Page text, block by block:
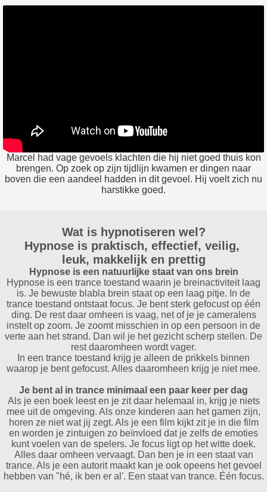
Marcel had vage gevoels klachten die hij niet goed thuis kon
brengen. Op zoek op zijn tijdlijn kwamen er dingen naar
boven die een aandeel hadden in dit gevoel. Hij voelt zich nu
harstikke goed.
Wat is hypnotiseren wel?
Hypnose is praktisch, effectief, veilig,
leuk, makkelijk en prettig
Hypnose is een natuurlijke staat van ons brein
Hypnose is een trance toestand waarin je breinactiviteit laag
is. Je bewuste blabla brein staat op een laag pitje. In de
trance toestand ontstaat focus. Je bent sterk gefocust op één
ding. De rest daar omheen is vaag, net of je je cameralens
instelt op zoom. Je zoomt misschien in op een persoon in de
verte aan het strand. Dan wil je het gezicht scherp stellen. De
rest daaromheen wordt vager.
In een trance toestand krijg je alleen de prikkels binnen
waarop je bent gefocust. Alles daaromheen krijg je niet mee.
Je bent al in trance minimaal een paar keer per dag
Als je een boek leest en je zit daar helemaal in, krijg je niets
mee uit de omgeving. Als onze kinderen aan het gamen zijn,
horen ze niet wat jij zegt. Als je een film kijkt zit je in die film
en worden je zintuigen zo beïnvloed dat je zelfs de emoties
kunt voelen van de spelers. Je focus ligt op het witte doek.
Alles daar omheen vervaagt. Dan ben je in een staat van
trance. Als je een autorit maakt kan je ook opeens het gevoel
hebben van "hé, ik ben er al'. Een staat van trance. Één focus.